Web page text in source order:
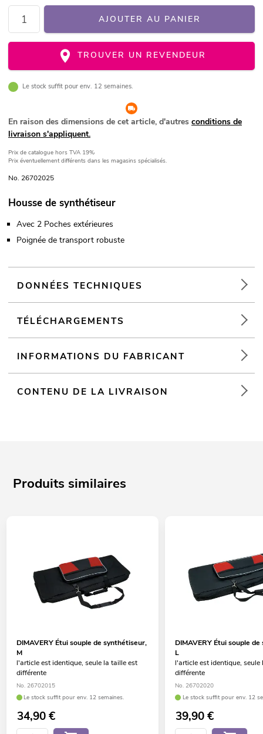
AJOUTER AU PANIER
TROUVER UN REVENDEUR
Le stock suffit pour env. 12 semaines.
En raison des dimensions de cet article, d'autres conditions de
livraison s'appliquent.
Prix de catalogue hors TVA 19%
Prix éventuellement différents dans les magasins spécialisés.
No. 26702025
Housse de synthétiseur
Avec 2 Poches extérieures
Poignée de transport robuste
DONNÉES TECHNIQUES
TÉLÉCHARGEMENTS
INFORMATIONS DU FABRICANT
CONTENU DE LA LIVRAISON
Produits similaires
DIMAVERY Étui souple de synthétiseur,
M
l'article est identique, seule la taille est
différente
No. 26702015
Le stock suffit pour env. 12 semaines.
34,90€
DIMAVERY Étui souple
L
l'article est identique, seule
différente
No. 26702020
Le stock suffit pour env. 12
39,90€